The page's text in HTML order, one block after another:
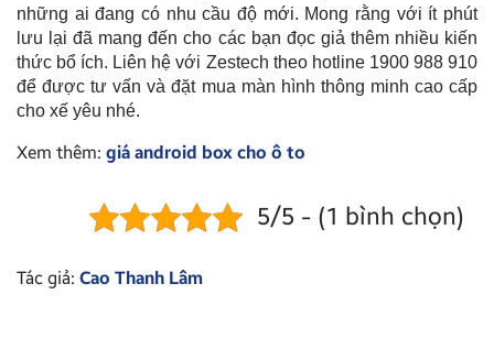
những ai đang có nhu cầu độ mới. Mong rằng với ít phút
lưu lại đã mang đến cho các bạn đọc giả thêm nhiều kiến
thức bổ ích. Liên hệ với Zestech theo hotline 1900 988 910
để được tư vấn và đặt mua màn hình thông minh cao cấp
cho xế yêu nhé.
Xem thêm: giá android box cho ô to
5/5 - (1 bình chọn)
Tác giả: Cao Thanh Lâm